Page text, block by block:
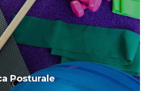
Posturale